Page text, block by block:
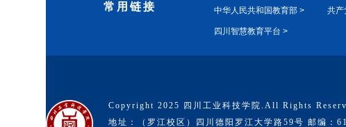
常用链接 中华人民共和国教育部 > 共产
四川智慧教育平台 >
Copyright 2025 四川工业科技学院.All Rights
地址：（罗江校区）四川德阳罗江大学路59号 邮编：